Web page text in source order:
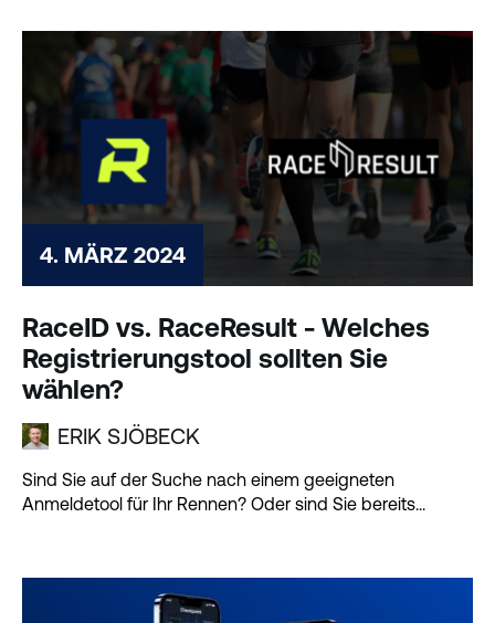
4. MÄRZ 2024
RaceID vs. RaceResult - Welches
Registrierungstool sollten Sie
wählen?
ERIK SJÖBECK
Sind Sie auf der Suche nach einem geeigneten
Anmeldetool für Ihr Rennen? Oder sind Sie bereits...